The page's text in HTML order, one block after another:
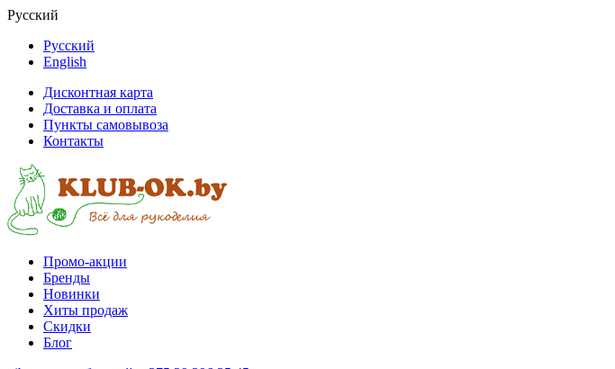
Русский
Русский
English
Дисконтная карта
Доставка и оплата
Пункты самовывоза
Контакты
Промо-акции
Бренды
Новинки
Хиты продаж
Скидки
Блог